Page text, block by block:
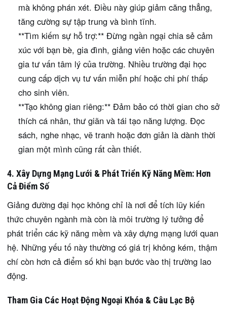
mà không phán xét. Điều này giúp giảm căng thẳng,
tăng cường sự tập trung và bình tĩnh.
**Tìm kiếm sự hỗ trợ:** Đừng ngần ngại chia sẻ cảm
xúc với bạn bè, gia đình, giảng viên hoặc các chuyên
gia tư vấn tâm lý của trường. Nhiều trường đại học
cung cấp dịch vụ tư vấn miễn phí hoặc chi phí thấp
cho sinh viên.
**Tạo không gian riêng:** Đảm bảo có thời gian cho sở
thích cá nhân, thư giãn và tái tạo năng lượng. Đọc
sách, nghe nhạc, vẽ tranh hoặc đơn giản là dành thời
gian một mình cũng rất cần thiết.
4. Xây Dựng Mạng Lưới & Phát Triển Kỹ Năng Mềm: Hơn
Cả Điểm Số
Giảng đường đại học không chỉ là nơi để tích lũy kiến
thức chuyên ngành mà còn là môi trường lý tưởng để
phát triển các kỹ năng mềm và xây dựng mạng lưới quan
hệ. Những yếu tố này thường có giá trị không kém, thậm
chí còn hơn cả điểm số khi bạn bước vào thị trường lao
động.
Tham Gia Các Hoạt Động Ngoại Khóa & Câu Lạc Bộ